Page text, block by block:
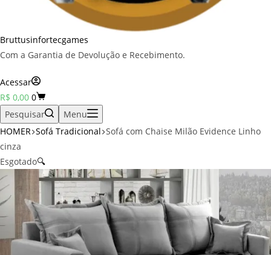
Bruttusinfortecgames
Com a Garantia de Devolução e Recebimento.
Acessar
Carrinho
R$ 0,00 0
Pesquisar
Menu
HOMER Sofá Tradicional Sofá com Chaise Milão Evidence Linho
cinza
Esgotado🔍